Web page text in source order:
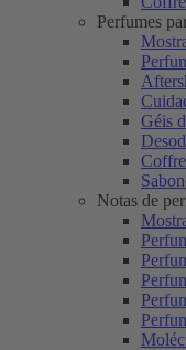
Perfumes
Géis
Notas de